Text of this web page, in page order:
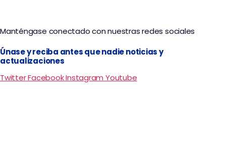
Manténgase conectado con nuestras redes sociales
Únase y reciba antes que nadie noticias y
actualizaciones
TwitterFacebookInstagram Youtube